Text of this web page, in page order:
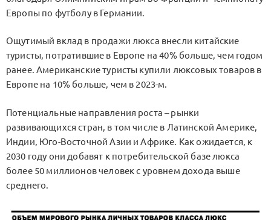
Европы по футболу в Германии.
Ощутимый вклад в продажи люкса внесли китайские
туристы, потратившие в Европе на 40% больше, чем годом
ранее. Американские туристы купили люксовых товаров в
Европе на 10% больше, чем в 2023-м.
Потенциальные направления роста – рынки
развивающихся стран, в том числе в Латинской Америке,
Индии, Юго-Восточной Азии и Африке. Как ожидается, к
2030 году они добавят к потребительской базе люкса
более 50 миллионов человек с уровнем дохода выше
среднего.